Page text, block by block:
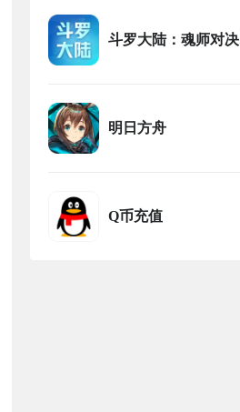
斗罗大陆：魂师对决
明日方舟
Q币充值